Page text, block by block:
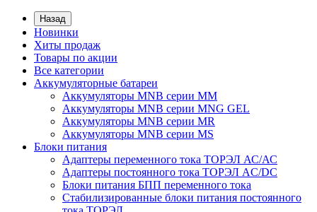
Назад
Новинки
Хиты продаж
Товары по акции
Все категории
Аккумуляторные батареи
Аккумуляторы MNB серии MM
Аккумуляторы MNB серии MNG GEL
Аккумуляторы MNB серии MR
Аккумуляторы MNB серии MS
Блоки питания
Адаптеры переменного тока ТОРЭЛ АС/АС
Адаптеры постоянного тока ТОРЭЛ AC/DC
Блоки питания БПП переменного тока
Стабилизированные блоки питания постоянного